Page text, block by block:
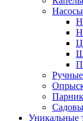
Уникальные